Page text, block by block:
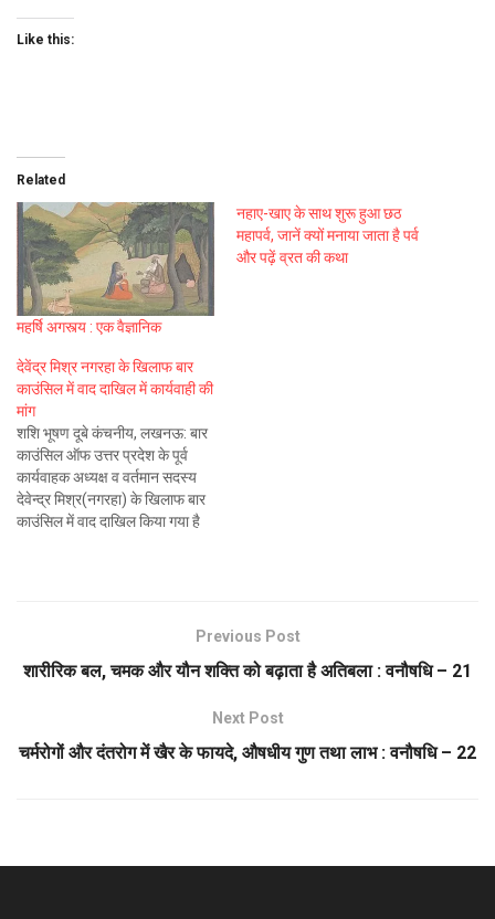
Like this:
Related
महर्षि अगस्त्य : एक वैज्ञानिक
नहाए-खाए के साथ शुरू हुआ छठ
महापर्व, जानें क्यों मनाया जाता है पर्व
और पढ़ें व्रत की कथा
देवेंद्र मिश्र नगरहा के खिलाफ बार
काउंसिल में वाद दाखिल में कार्यवाही की
मांग
शशि भूषण दूबे कंचनीय, लखनऊ: बार
काउंसिल ऑफ उत्तर प्रदेश के पूर्व
कार्यवाहक अध्यक्ष व वर्तमान सदस्य
देवेन्द्र मिश्र(नगरहा) के खिलाफ बार
काउंसिल में वाद दाखिल किया गया है
Previous Post
शारीरिक बल, चमक और यौन शक्ति को बढ़ाता है अतिबला : वनौषधि – 21
Next Post
चर्मरोगों और दंतरोग में खैर के फायदे, औषधीय गुण तथा लाभ : वनौषधि – 22